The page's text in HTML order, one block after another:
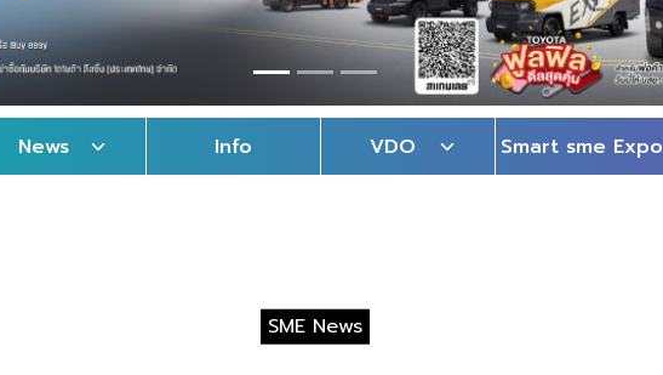
News Info VDO Smart sme Expo
SME News